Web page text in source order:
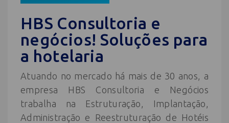
HBS Consultoria e
negócios! Soluções para
a hotelaria
Atuando no mercado há mais de 30 anos, a
empresa HBS Consultoria e Negócios
trabalha na Estruturação, Implantação,
Administração e Reestruturação de Hotéis